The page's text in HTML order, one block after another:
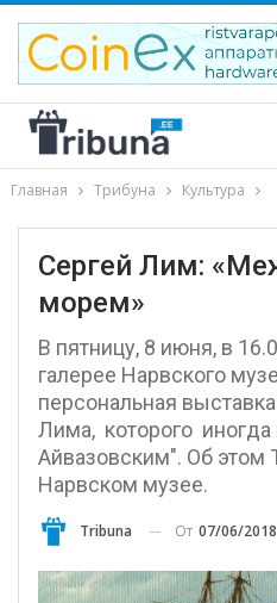
Главная Трибуна Культура
Сергей Лим:
морем»
В пятницу, 8 июня, в
галерее Нарвского
персональная
Лима, которого
Айвазовским". Об этом
Нарвском музее.
Tribuna От 07/06/2018